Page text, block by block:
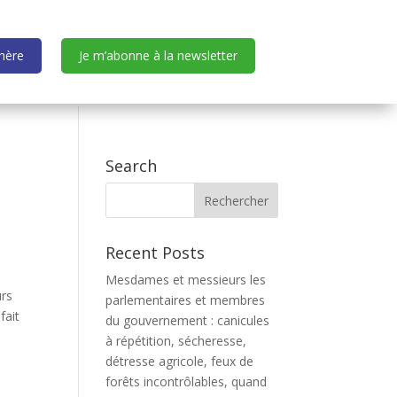
Je m’abonne à la newsletter
Search
Recent Posts
Mesdames et messieurs les
parlementaires et membres
du gouvernement : canicules
à répétition, sécheresse,
détresse agricole, feux de
forêts incontrôlables, quand